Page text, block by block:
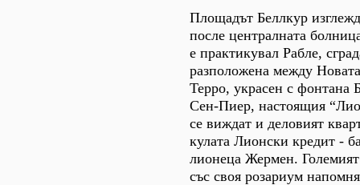
Площадът Беллкур
после централната
е практикувал Рабле,
разположена между
Терро, украсен с фонтана
Сен-Пиер, настоящия
се виждат и деловият
кулата Лионски кредит -
лионеца Жермен.
със своя розариум